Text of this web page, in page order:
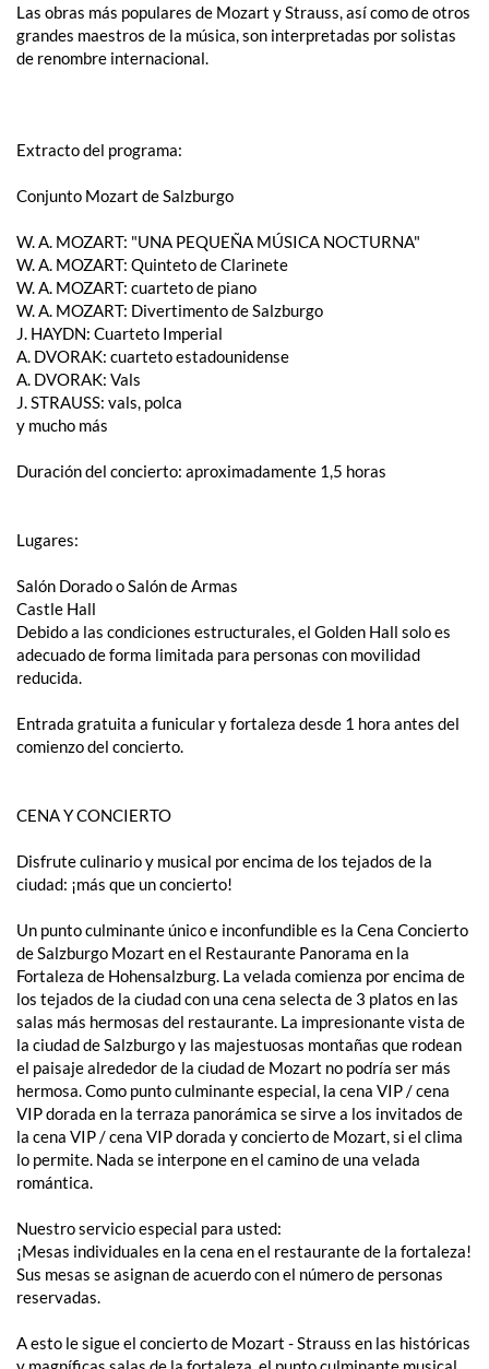
Las obras más populares de Mozart y Strauss, así como de otros
grandes maestros de la música, son interpretadas por solistas
de renombre internacional.
Extracto del programa:
Conjunto Mozart de Salzburgo
W. A. ​​MOZART: "UNA PEQUEÑA MÚSICA NOCTURNA"
W. A. ​​MOZART: Quinteto de Clarinete
W. A. ​​MOZART: cuarteto de piano
W. A. ​​MOZART: Divertimento de Salzburgo
J. HAYDN: Cuarteto Imperial
A. DVORAK: cuarteto estadounidense
A. DVORAK: Vals
J. STRAUSS: vals, polca
y mucho más
Duración del concierto: aproximadamente 1,5 horas
Lugares:
Salón Dorado o Salón de Armas
Castle Hall
Debido a las condiciones estructurales, el Golden Hall solo es
adecuado de forma limitada para personas con movilidad
reducida.
Entrada gratuita a funicular y fortaleza desde 1 hora antes del
comienzo del concierto.
CENA Y CONCIERTO
Disfrute culinario y musical por encima de los tejados de la
ciudad: ¡más que un concierto!
Un punto culminante único e inconfundible es la Cena Concierto
de Salzburgo Mozart en el Restaurante Panorama en la
Fortaleza de Hohensalzburg. La velada comienza por encima de
los tejados de la ciudad con una cena selecta de 3 platos en las
salas más hermosas del restaurante. La impresionante vista de
la ciudad de Salzburgo y las majestuosas montañas que rodean
el paisaje alrededor de la ciudad de Mozart no podría ser más
hermosa. Como punto culminante especial, la cena VIP / cena
VIP dorada en la terraza panorámica se sirve a los invitados de
la cena VIP / cena VIP dorada y concierto de Mozart, si el clima
lo permite. Nada se interpone en el camino de una velada
romántica.
Nuestro servicio especial para usted:
¡Mesas individuales en la cena en el restaurante de la fortaleza!
Sus mesas se asignan de acuerdo con el número de personas
reservadas.
A esto le sigue el concierto de Mozart - Strauss en las históricas